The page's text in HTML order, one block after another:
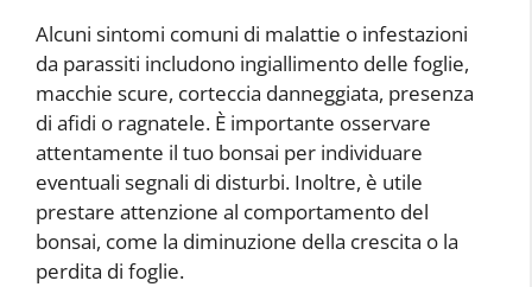
Alcuni sintomi comuni di malattie o infestazioni
da parassiti includono ingiallimento delle foglie,
macchie scure, corteccia danneggiata, presenza
di afidi o ragnatele. È importante osservare
attentamente il tuo bonsai per individuare
eventuali segnali di disturbi. Inoltre, è utile
prestare attenzione al comportamento del
bonsai, come la diminuzione della crescita o la
perdita di foglie.